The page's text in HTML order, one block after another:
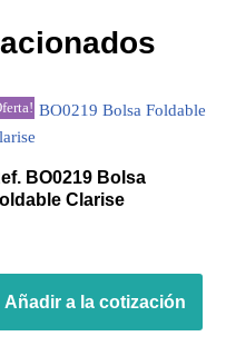
BO0219 Bolsa
Clarise
Añadir a la cotización